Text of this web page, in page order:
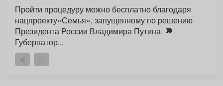
Пройти процедуру можно бесплатно благодаря
нацпроекту«Семья», запущенному по решению
Президента России Владимира Путина. 💬
Губернатор...